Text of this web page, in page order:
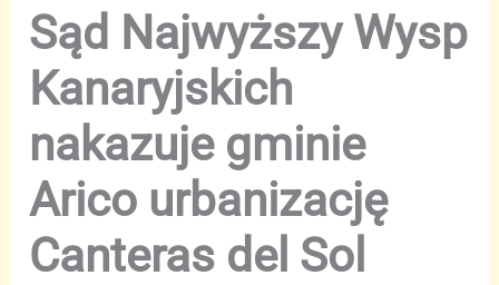
Sąd Najwyższy Wysp
Kanaryjskich
nakazuje gminie
Arico urbanizację
Canteras del Sol